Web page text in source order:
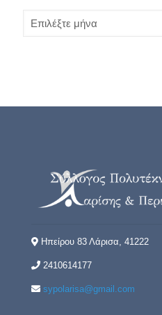
Ηπείρου 83 Λάρισα, 41222
2410614177
sypolarisa@gmail.com